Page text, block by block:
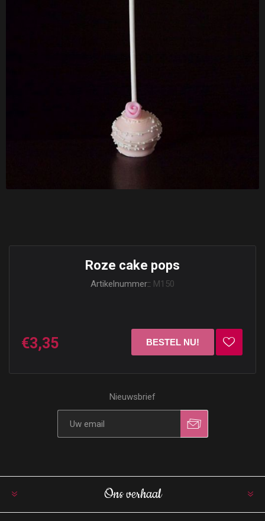
Roze cake pops
Artikelnummer:: M150
€3,35
Nieuwsbrief
Ons verhaal